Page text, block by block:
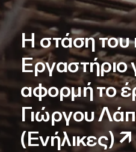
Η στάση του
Εργαστήριο
αφορμή το
Γιώργου
(Ενήλικες)↗